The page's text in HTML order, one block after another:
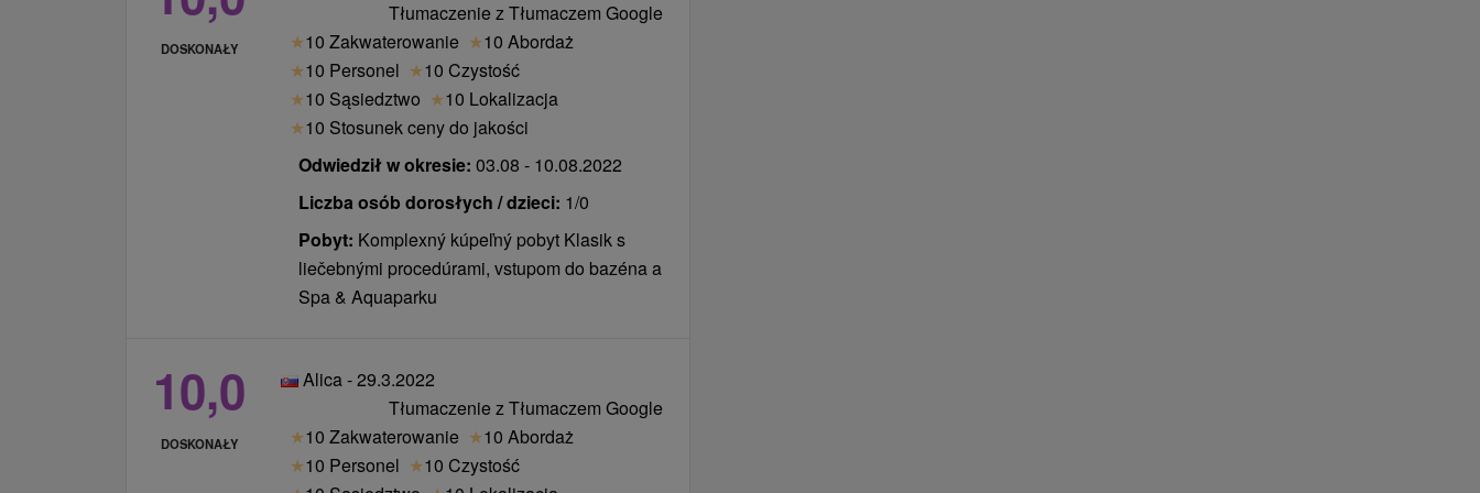
wyżywienia z dopłatą.
Pobyt dla dzieci obejmuje: zakwaterowanie z możliwością
wyboru łóżka / dostawki, menu dla dzieci w formie
serwowanego obiadokolacji, nieograniczony dostęp do SPA i
AQUAPARKu i również wejście do sauny ziołowej w
towarzystwie osoby dorosłej.
krzesełka dziecięce
Ceny - Suplementy
podatek zakwaterowanie 1,50 € + podatek lokalny € 0,45 /
osoba / noc
badania, leczenie i leczenie poza pobytem (zgodnie z
obowiązującym cennikiem spa)
DOSKONAŁY
Tłumaczenie z Tłumaczem Google
★10 Zakwaterowanie ★10 Abordaż
★10 Personel ★10 Czystość
★10 Sąsiedztwo ★10 Lokalizacja
★10 Stosunek ceny do jakości
Odwiedził w okresie: 03.08 - 10.08.2022
Liczba osób dorosłych / dzieci: 1/0
Pobyt: Komplexný kúpeľný pobyt Klasik s
liečebnými procedúrami, vstupom do bazéna a
Spa & Aquaparku
10,0
DOSKONAŁY
Alica - 29.3.2022
Tłumaczenie z Tłumaczem Google
★10 Zakwaterowanie ★10 Abordaż
★10 Personel ★10 Czystość